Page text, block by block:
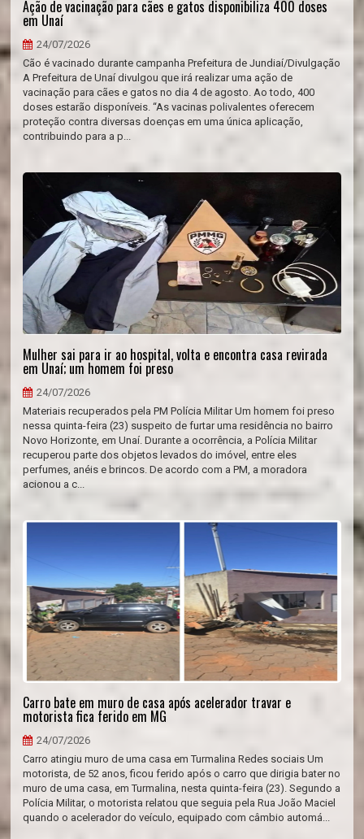
Ação de vacinação para cães e gatos disponibiliza 400 doses
em Unaí
24/07/2026
Cão é vacinado durante campanha Prefeitura de Jundiaí/Divulgação
A Prefeitura de Unaí divulgou que irá realizar uma ação de
vacinação para cães e gatos no dia 4 de agosto. Ao todo, 400
doses estarão disponíveis. “As vacinas polivalentes oferecem
proteção contra diversas doenças em uma única aplicação,
contribuindo para a p...
Mulher sai para ir ao hospital, volta e encontra casa revirada
em Unaí; um homem foi preso
24/07/2026
Materiais recuperados pela PM Polícia Militar Um homem foi preso
nessa quinta-feira (23) suspeito de furtar uma residência no bairro
Novo Horizonte, em Unaí. Durante a ocorrência, a Polícia Militar
recuperou parte dos objetos levados do imóvel, entre eles
perfumes, anéis e brincos. De acordo com a PM, a moradora
acionou a c...
Carro bate em muro de casa após acelerador travar e
motorista fica ferido em MG
24/07/2026
Carro atingiu muro de uma casa em Turmalina Redes sociais Um
motorista, de 52 anos, ficou ferido após o carro que dirigia bater no
muro de uma casa, em Turmalina, nesta quinta-feira (23). Segundo a
Polícia Militar, o motorista relatou que seguia pela Rua João Maciel
quando o acelerador do veículo, equipado com câmbio automá...